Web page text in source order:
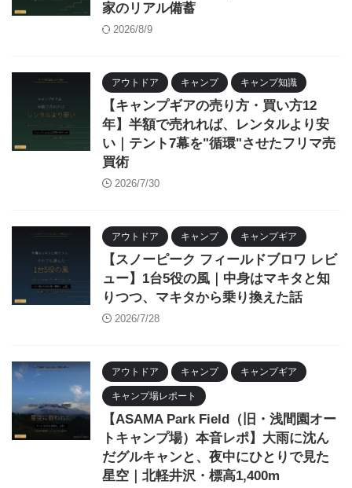
家のリアル備蓄
2026/8/9
アウトドア キャンプ キャンプ知識
【キャンプギアの売り方・買い方12
年】半額で売れれば、レンタルより安
い｜テント7幕を"循環"させたフリマ売
買術
2026/7/30
アウトドア キャンプ キャンプギア
【スノーピーク フィールドブロワ レビ
ュー】1台5役の風｜中身はマキタと知
りつつ、マキタから乗り換えた話
2026/7/28
アウトドア キャンプ キャンプギア
キャンプ場レポート
【ASAMA Park Field（旧・浅間園オー
トキャンプ場）本音レポ】大雨に沈ん
だグルキャンと、夜中にひとりで見た
星空｜北軽井沢・標高1,400m